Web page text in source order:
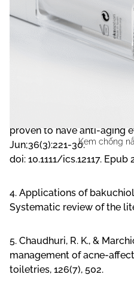
Kem chống
2. Jun SH, Kim H, Lee H,
Synthesis of Retinol-
Vacuum Emulsification to
Delivery. Polymers (Basel).
proven to have anti-aging
Jun;36(3):221-30.
doi: 10.1111/ics.12117. Epub
4. Applications of
Systematic review of the
5. Chaudhuri, R. K., &
management of acne-
toiletries, 126(7), 502.